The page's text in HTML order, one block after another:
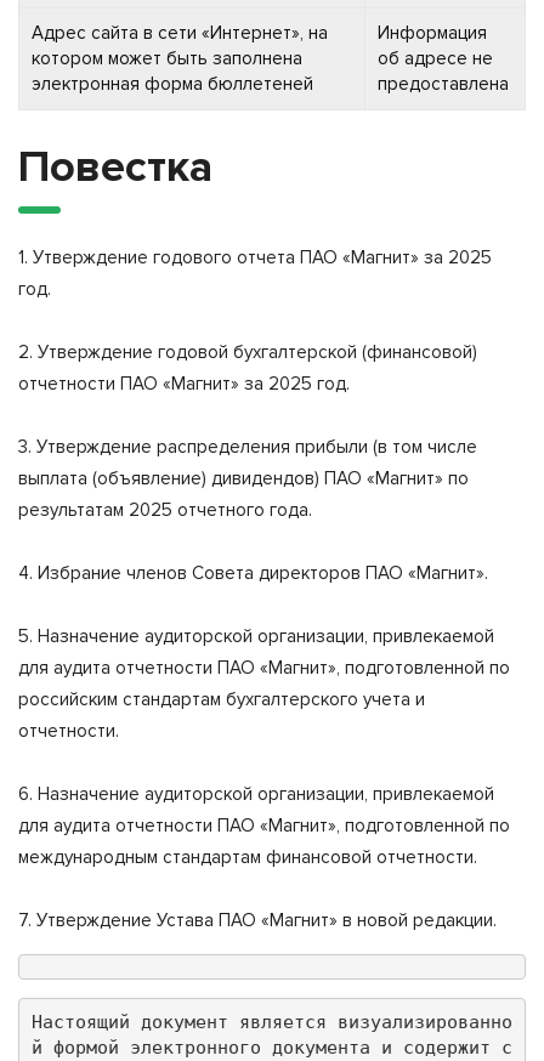
Адрес сайта в сети «Интернет», на
котором может быть заполнена
электронная форма бюллетеней
Информация
об адресе не
предоставлена
Повестка
1. Утверждение годового отчета ПАО «Магнит» за 2025
год.
2. Утверждение годовой бухгалтерской (финансовой)
отчетности ПАО «Магнит» за 2025 год.
3. Утверждение распределения прибыли (в том числе
выплата (объявление) дивидендов) ПАО «Магнит» по
результатам 2025 отчетного года.
4. Избрание членов Совета директоров ПАО «Магнит».
5. Назначение аудиторской организации, привлекаемой
для аудита отчетности ПАО «Магнит», подготовленной по
российским стандартам бухгалтерского учета и
отчетности.
6. Назначение аудиторской организации, привлекаемой
для аудита отчетности ПАО «Магнит», подготовленной по
международным стандартам финансовой отчетности.
7. Утверждение Устава ПАО «Магнит» в новой редакции.
Настоящий документ является визуализированно
й формой электронного документа и содержит с